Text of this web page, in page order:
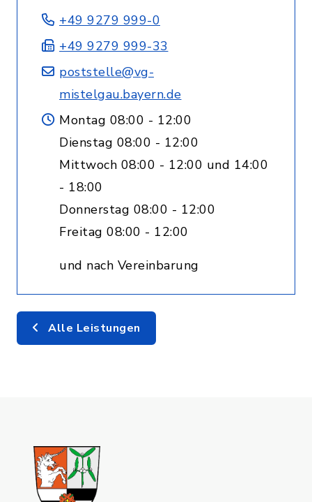
+49 9279 999-0
+49 9279 999-33
poststelle@vg-
mistelgau.bayern.de
Montag 08:00 - 12:00
Dienstag 08:00 - 12:00
Mittwoch 08:00 - 12:00 und 14:00
- 18:00
Donnerstag 08:00 - 12:00
Freitag 08:00 - 12:00
und nach Vereinbarung
Alle Leistungen